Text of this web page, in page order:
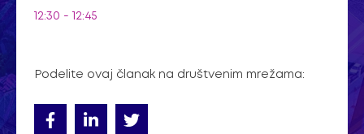
12:30 - 12:45
Podelite ovaj članak na društvenim mrežama: